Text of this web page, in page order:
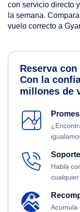
con servicio directo
la semana.
vuelo correcto a
Reserva
Con la
millones de
Habla
Acumula